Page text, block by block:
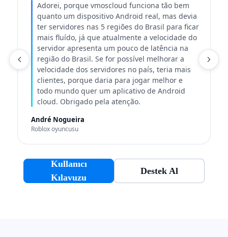
Adorei, porque vmoscloud funciona tão bem
quanto um dispositivo Android real, mas devia
ter servidores nas 5 regiões do Brasil para ficar
mais fluído, já que atualmente a velocidade do
servidor apresenta um pouco de latência na
região do Brasil. Se for possível melhorar a
velocidade dos servidores no país, teria mais
clientes, porque daria para jogar melhor e
todo mundo quer um aplicativo de Android
cloud. Obrigado pela atenção.
André Nogueira
Roblox oyuncusu
Kullanıcı
Kılavuzu
Destek Al